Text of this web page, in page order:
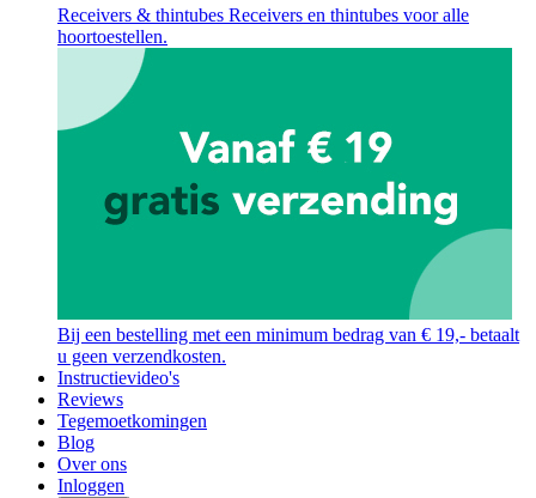
Receivers & thintubes Receivers en thintubes voor alle
hoortoestellen.
Bij een bestelling met een minimum bedrag van € 19,- betaalt
u geen verzendkosten.
Instructievideo's
Reviews
Tegemoetkomingen
Blog
Over ons
Inloggen